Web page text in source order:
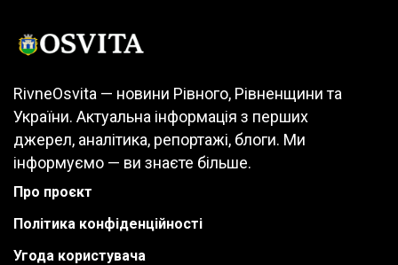
RivneOsvita — новини Рівного, Рівненщини та
України. Актуальна інформація з перших
джерел, аналітика, репортажі, блоги. Ми
інформуємо — ви знаєте більше.
Про проєкт
Політика конфіденційності
Угода користувача